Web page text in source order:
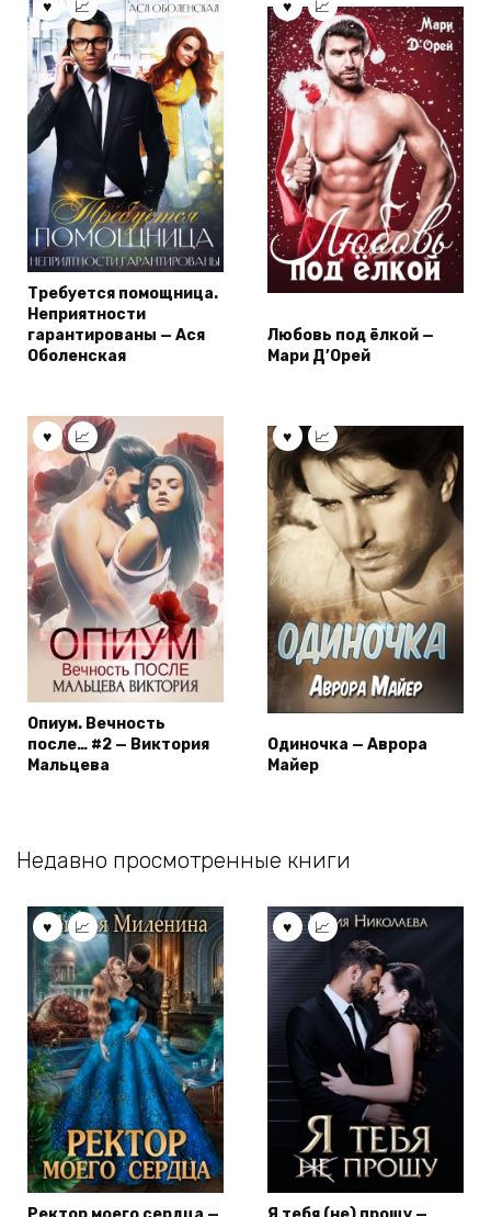
Требуется помощница.
Неприятности
гарантированы — Ася
Оболенская
Любовь под ёлкой —
Мари Д’Орей
Опиум. Вечность
после… #2 — Виктория
Мальцева
Одиночка — Аврора
Майер
Недавно просмотренные книги